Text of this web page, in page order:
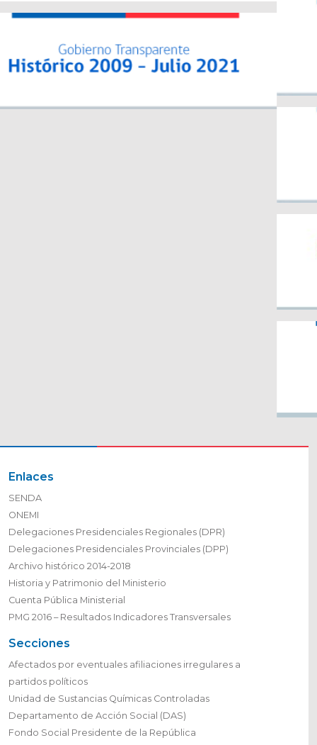
Enlaces
SENDA
ONEMI
Delegaciones Presidenciales Regionales (DPR)
Delegaciones Presidenciales Provinciales (DPP)
Archivo histórico 2014-2018
Historia y Patrimonio del Ministerio
Cuenta Pública Ministerial
PMG 2016 – Resultados Indicadores Transversales
Secciones
Afectados por eventuales afiliaciones irregulares a
partidos políticos
Unidad de Sustancias Químicas Controladas
Departamento de Acción Social (DAS)
Fondo Social Presidente de la República